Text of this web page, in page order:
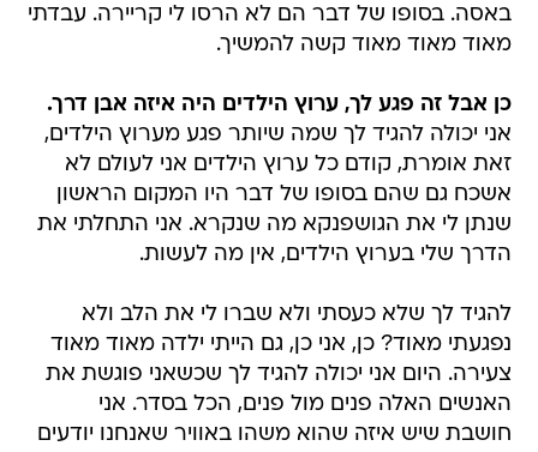
באסה. בסופו של דבר הם לא הרסו לי קריירה. עבדתי
מאוד מאוד מאוד קשה להמשיך.
כן אבל זה פגע לך, ערוץ הילדים היה איזה אבן דרך.
אני יכולה להגיד לך שמה שיותר פגע מערוץ הילדים,
זאת אומרת, קודם כל ערוץ הילדים אני לעולם לא
אשכח גם שהם בסופו של דבר היו המקום הראשון
שנתן לי את הגושפנקא מה שנקרא. אני התחלתי את
הדרך שלי בערוץ הילדים, אין מה לעשות.
להגיד לך שלא כעסתי ולא שברו לי את הלב ולא
נפגעתי מאוד? כן, אני כן, גם הייתי ילדה מאוד מאוד
צעירה. היום אני יכולה להגיד לך שכשאני פוגשת את
האנשים האלה פנים מול פנים, הכל בסדר. אני
חושבת שיש איזה שהוא משהו באוויר שאנחנו יודעים